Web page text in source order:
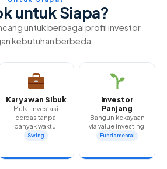
untuk Siapa?
untuk berbagai profil investor
kebutuhan berbeda.
Karyawan Sibuk
Mulai investasi
cerdas tanpa
banyak waktu.
Swing
Investor
Panjang
Bangun kekayaan
via value investing.
Fundamental